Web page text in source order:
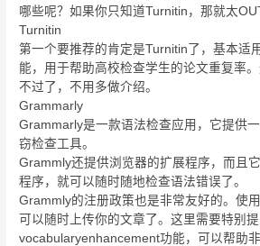
哪些呢？如果你只知道Turnitin，那就太
Turnitin
第一个要推荐的肯定是Turnitin了，基本适
能，用于帮助高校检查学生的论文重复率
不过了，不用多做介绍。
Grammarly
Grammarly是一款语法检查应用，它提供
窃检查工具。
Grammly还提供浏览器的扩展程序，而且
程序，就可以随时随地检查语法错误了。
Grammly的注册政策也是非常友好的。使
可以随时上传你的文章了。这里需要特别提
vocabularyenhancement功能，可以帮助